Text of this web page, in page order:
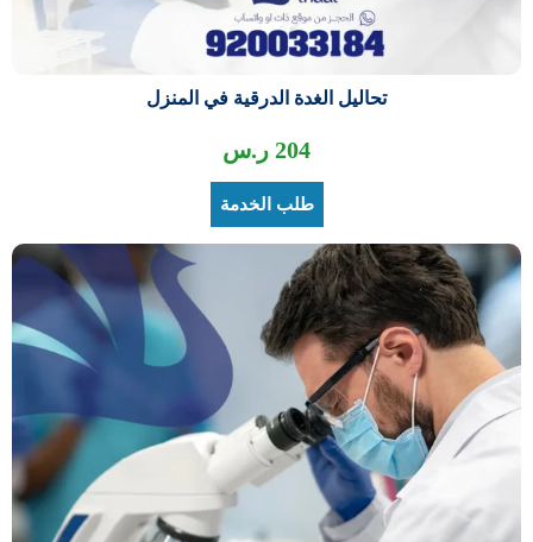
تحاليل الغدة الدرقية في المنزل
204 ر.س
طلب الخدمة